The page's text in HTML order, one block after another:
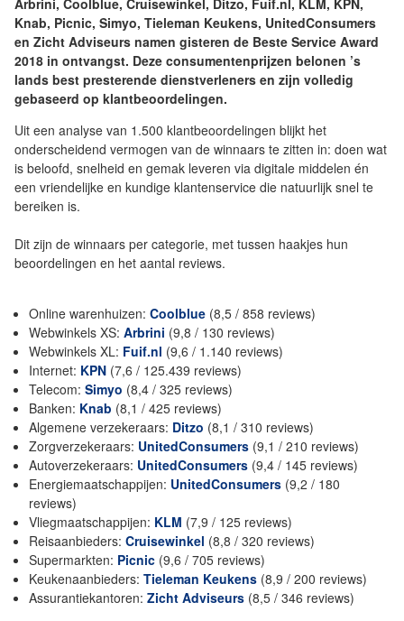
Arbrini, Coolblue, Cruisewinkel, Ditzo, Fuif.nl, KLM, KPN,
Knab, Picnic, Simyo, Tieleman Keukens, UnitedConsumers
en Zicht Adviseurs namen gisteren de Beste Service Award
2018 in ontvangst. Deze consumentenprijzen belonen ’s
lands best presterende dienstverleners en zijn volledig
gebaseerd op klantbeoordelingen.
Uit een analyse van 1.500 klantbeoordelingen blijkt het
onderscheidend vermogen van de winnaars te zitten in: doen wat
is beloofd, snelheid en gemak leveren via digitale middelen én
een vriendelijke en kundige klantenservice die natuurlijk snel te
bereiken is.
Dit zijn de winnaars per categorie, met tussen haakjes hun
beoordelingen en het aantal reviews.
Online warenhuizen: Coolblue (8,5 / 858 reviews)
Webwinkels XS: Arbrini (9,8 / 130 reviews)
Webwinkels XL: Fuif.nl (9,6 / 1.140 reviews)
Internet: KPN (7,6 / 125.439 reviews)
Telecom: Simyo (8,4 / 325 reviews)
Banken: Knab (8,1 / 425 reviews)
Algemene verzekeraars: Ditzo (8,1 / 310 reviews)
Zorgverzekeraars: UnitedConsumers (9,1 / 210 reviews)
Autoverzekeraars: UnitedConsumers (9,4 / 145 reviews)
Energiemaatschappijen: UnitedConsumers (9,2 / 180
reviews)
Vliegmaatschappijen: KLM (7,9 / 125 reviews)
Reisaanbieders: Cruisewinkel (8,8 / 320 reviews)
Supermarkten: Picnic (9,6 / 705 reviews)
Keukenaanbieders: Tieleman Keukens (8,9 / 200 reviews)
Assurantiekantoren: Zicht Adviseurs (8,5 / 346 reviews)